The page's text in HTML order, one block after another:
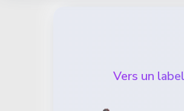
Vers un